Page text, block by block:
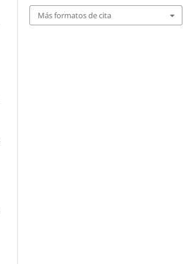
Más formatos de cita